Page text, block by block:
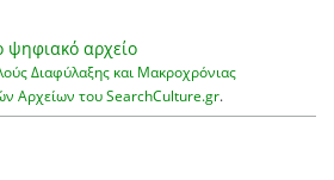
ψηφιακό αρχείο
Διαφύλαξης και Μακροχρόνιας
Αρχείων του SearchCulture.gr.